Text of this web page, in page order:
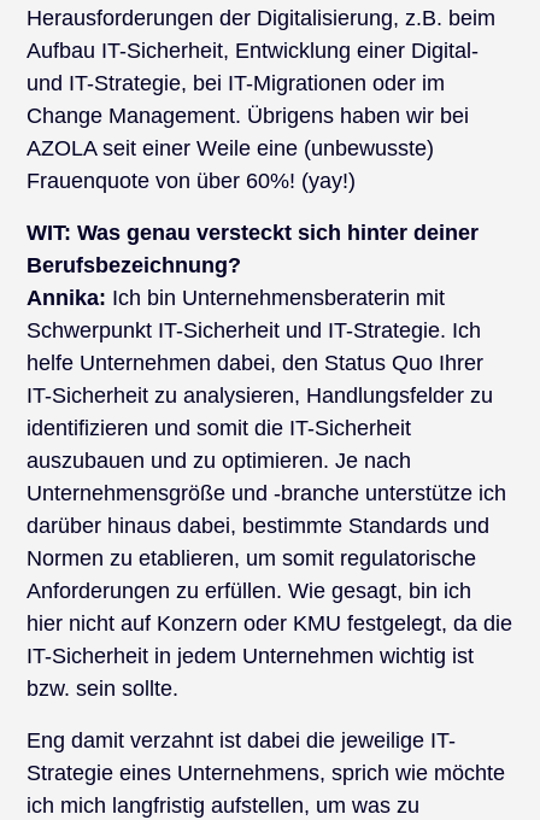
Herausforderungen der Digitalisierung, z.B. beim
Aufbau IT-Sicherheit, Entwicklung einer Digital-
und IT-Strategie, bei IT-Migrationen oder im
Change Management. Übrigens haben wir bei
AZOLA seit einer Weile eine (unbewusste)
Frauenquote von über 60%! (yay!)
WIT: Was genau versteckt sich hinter deiner
Berufsbezeichnung?
Annika: Ich bin Unternehmensberaterin mit
Schwerpunkt IT-Sicherheit und IT-Strategie. Ich
helfe Unternehmen dabei, den Status Quo Ihrer
IT-Sicherheit zu analysieren, Handlungsfelder zu
identifizieren und somit die IT-Sicherheit
auszubauen und zu optimieren. Je nach
Unternehmensgröße und -branche unterstütze ich
darüber hinaus dabei, bestimmte Standards und
Normen zu etablieren, um somit regulatorische
Anforderungen zu erfüllen. Wie gesagt, bin ich
hier nicht auf Konzern oder KMU festgelegt, da die
IT-Sicherheit in jedem Unternehmen wichtig ist
bzw. sein sollte.
Eng damit verzahnt ist dabei die jeweilige IT-
Strategie eines Unternehmens, sprich wie möchte
ich mich langfristig aufstellen, um was zu